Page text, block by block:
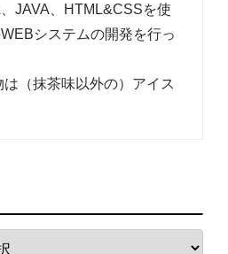
JAVA、HTML&CSSを使
システムの開発を行っ
（抹茶味以外の）アイス